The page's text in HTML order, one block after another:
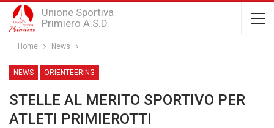
Unione Sportiva
Primiero A.S.D.
Home News
NEWS ORIENTEERING
STELLE AL MERITO SPORTIVO PER
ATLETI PRIMIEROTTI